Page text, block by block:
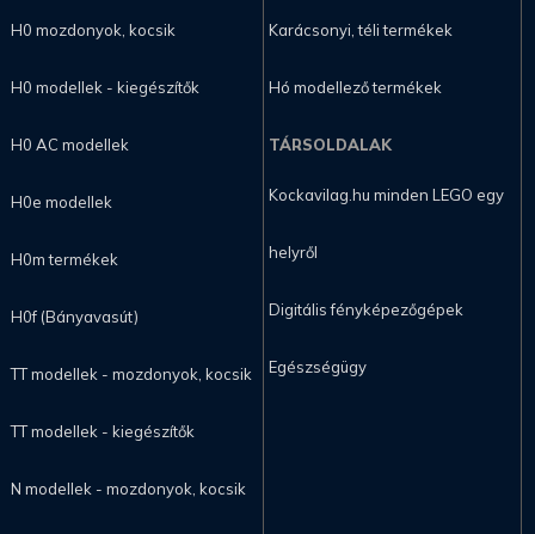
H0 mozdonyok, kocsik
H0 modellek - kiegészítők
H0 AC modellek
H0e modellek
H0m termékek
H0f (Bányavasút)
TT modellek - mozdonyok, kocsik
TT modellek - kiegészítők
N modellek - mozdonyok, kocsik
Karácsonyi, téli termékek
Hó modellező termékek
TÁRSOLDALAK
Kockavilag.hu minden LEGO egy
helyről
Digitális fényképezőgépek
Egészségügy